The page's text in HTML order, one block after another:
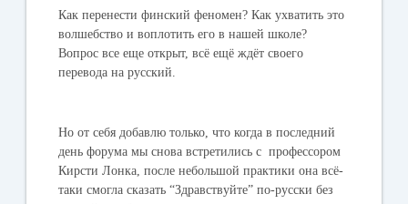
Как перенести финский феномен? Как ухватить это
волшебство и воплотить его в нашей школе?
Вопрос все еще открыт, всё ещё ждёт своего
перевода на русский.
Но от себя добавлю только, что когда в последний
день форума мы снова встретились с профессором
Кирсти Лонка, после небольшой практики она всё-
таки смогла сказать “Здравствуйте” по-русски без